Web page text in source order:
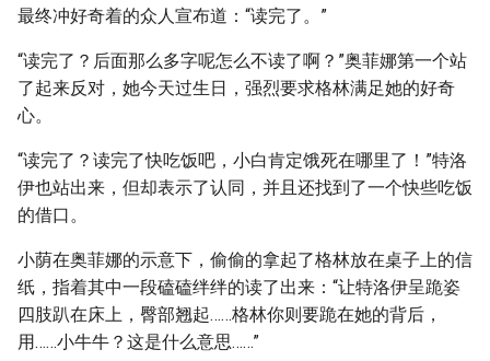
最终冲好奇着的众人宣布道：“读完了。”
“读完了？后面那么多字呢怎么不读了啊？”奥菲娜第一个站
了起来反对，她今天过生日，强烈要求格林满足她的好奇
心。
“读完了？读完了快吃饭吧，小白肯定饿死在哪里了！”特洛
伊也站出来，但却表示了认同，并且还找到了一个快些吃饭
的借口。
小荫在奥菲娜的示意下，偷偷的拿起了格林放在桌子上的信
纸，指着其中一段磕磕绊绊的读了出来：“让特洛伊呈跪姿
四肢趴在床上，臀部翘起……格林你则要跪在她的背后，
用……小牛牛？这是什么意思……”